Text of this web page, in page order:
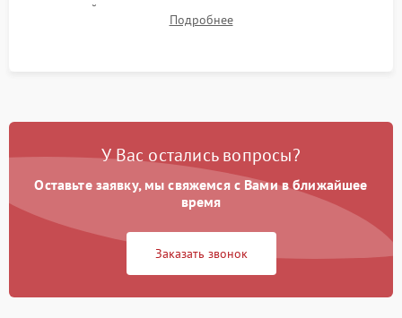
до нужной температуры, отсутствия посторонних шумов,
штатного слива и абсолютной сухости в поддоне.
Подробнее
У Вас остались вопросы?
Оставьте заявку, мы свяжемся с Вами в ближайшее
время
Заказать звонок